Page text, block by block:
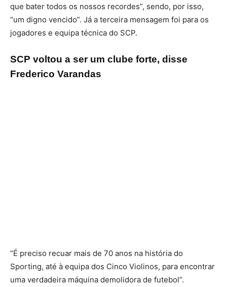
que bater todos os nossos recordes”, sendo, por isso,
“um digno vencido”. Já a terceira mensagem foi para os
jogadores e equipa técnica do SCP.
SCP voltou a ser um clube forte, disse
Frederico Varandas
“É preciso recuar mais de 70 anos na história do
Sporting, até à equipa dos Cinco Violinos, para encontrar
uma verdadeira máquina demolidora de futebol”.